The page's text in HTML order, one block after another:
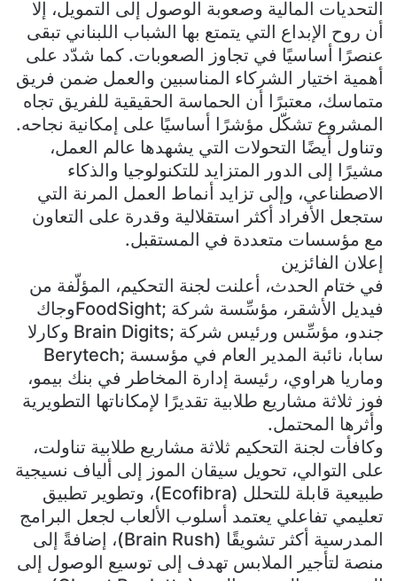
التحديات المالية وصعوبة الوصول إلى التمويل، إلا
أن روح الإبداع التي يتمتع بها الشباب اللبناني تبقى
عنصرًا أساسيًا في تجاوز الصعوبات. كما شدّد على
أهمية اختيار الشركاء المناسبين والعمل ضمن فريق
متماسك، معتبرًا أن الحماسة الحقيقية للفريق تجاه
المشروع تشكّل مؤشرًا أساسيًا على إمكانية نجاحه.
وتناول أيضًا التحولات التي يشهدها عالم العمل،
مشيرًا إلى الدور المتزايد للتكنولوجيا والذكاء
الاصطناعي، وإلى تزايد أنماط العمل المرنة التي
ستجعل الأفراد أكثر استقلالية وقدرة على التعاون
مع مؤسسات متعددة في المستقبل.
إعلان الفائزين
في ختام الحدث، أعلنت لجنة التحكيم، المؤلّفة من
فيديل الأشقر، مؤسِّسة شركة ;FoodSightوجاك
جندو، مؤسِّس ورئيس شركة ;Brain Digits وكارلا
سابا، نائبة المدير العام في مؤسسة ;Berytech
وماريا هراوي، رئيسة إدارة المخاطر في بنك بيمو،
فوز ثلاثة مشاريع طلابية تقديرًا لإمكاناتها التطويرية
وأثرها المحتمل.
وكافأت لجنة التحكيم ثلاثة مشاريع طلابية تناولت،
على التوالي، تحويل سيقان الموز إلى ألياف نسيجية
طبيعية قابلة للتحلل (Ecofibra)، وتطوير تطبيق
تعليمي تفاعلي يعتمد أسلوب الألعاب لجعل البرامج
المدرسية أكثر تشويقًا (Brain Rush)، إضافةً إلى
منصة لتأجير الملابس تهدف إلى توسيع الوصول إلى